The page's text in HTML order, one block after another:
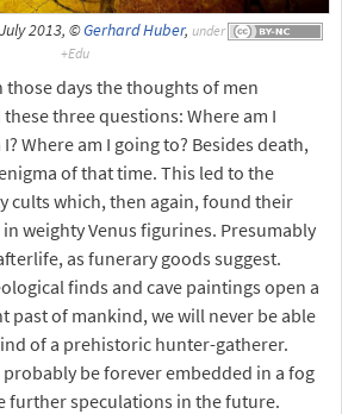
2013, ©Gerhard Huber, under
those days the thoughts of men
three questions: Where am I
Where am I going to? Besides death,
of that time. This led to the
cults which, then again, found their
weighty Venus figurines. Presumably
as funerary goods suggest.
finds and cave paintings open a
past of mankind, we will never be able
of a prehistoric hunter-gatherer.
be forever embedded in a fog
further speculations in the future.